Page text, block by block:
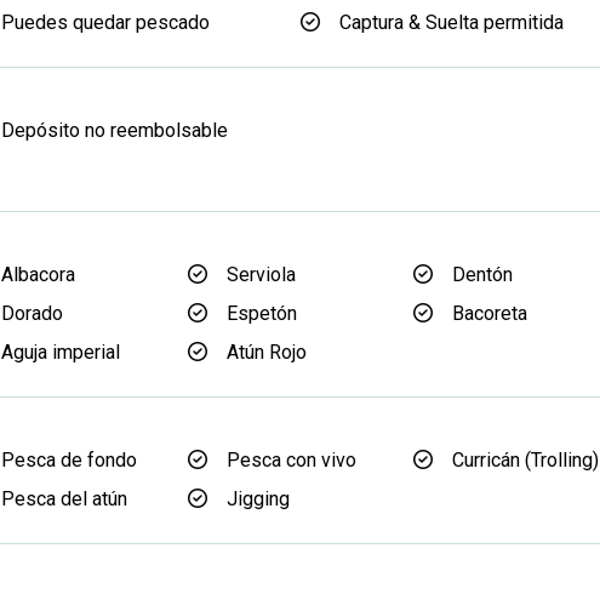
Puedes quedar pescado
Captura & Suelta permitida
Depósito no reembolsable
Albacora Serviola
Dentón
Dorado
Espetón
Bacoreta
Aguja imperial
Atún Rojo
Pesca de fondo Pesca con vivo
Curricán (Trolling)
Pesca del atún
Jigging